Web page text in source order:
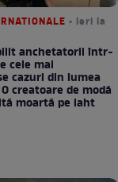
• ieri la
anchetatorii într-
cele mai
cazuri din lumea
creatoare de modă
moartă pe iaht